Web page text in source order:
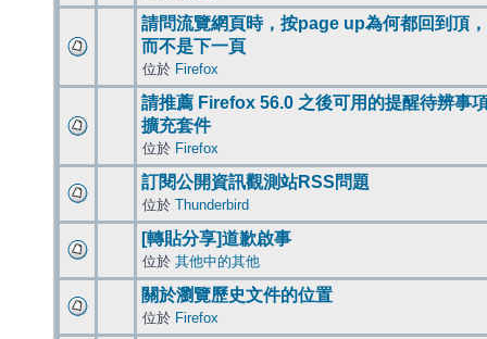
請問流覽網頁時，按page up為何都回到頂，
而不是下一頁
位於 Firefox
請推薦 Firefox 56.0 之後可用的提醒待辨事
擴充套件
位於 Firefox
訂閱公開資訊觀測站RSS問題
位於 Thunderbird
[轉貼分享]道歉啟事
位於 其他中的其他
關於瀏覽歷史文件的位置
位於 Firefox